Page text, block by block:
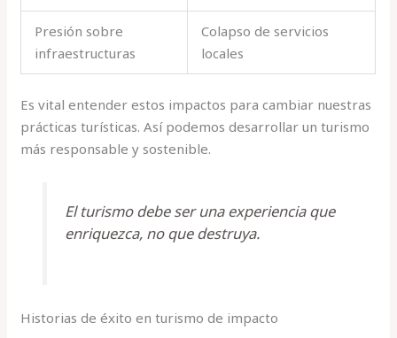
Presión sobre
infraestructuras
Colapso de servicios
locales
Es vital entender estos impactos para cambiar nuestras
prácticas turísticas. Así podemos desarrollar un turismo
más responsable y sostenible.
El turismo debe ser una experiencia que
enriquezca, no que destruya.
Historias de éxito en turismo de impacto